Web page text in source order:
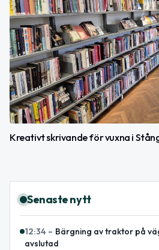
Kreativt skrivande för vuxna i
Senaste nytt
12:34 – Bärgning av traktor på
avslutad